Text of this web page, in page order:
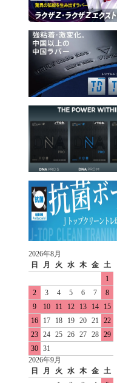
2026年8月
日
月 火 水 木 金 土
1
2
3 4 5 6 7
8
9
10 11 12 13 14
15
16
17 18 19 20 21
22
23 24 25 26 27 28 29
30 31
2026年9月
日
月 火 水 木 金 土